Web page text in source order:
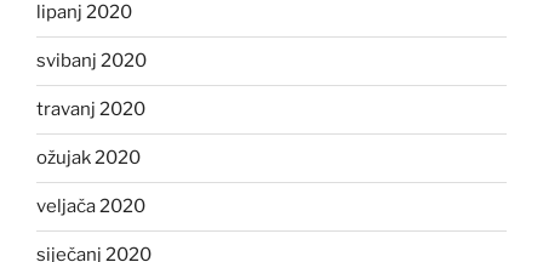
lipanj 2020
svibanj 2020
travanj 2020
ožujak 2020
veljača 2020
siječanj 2020